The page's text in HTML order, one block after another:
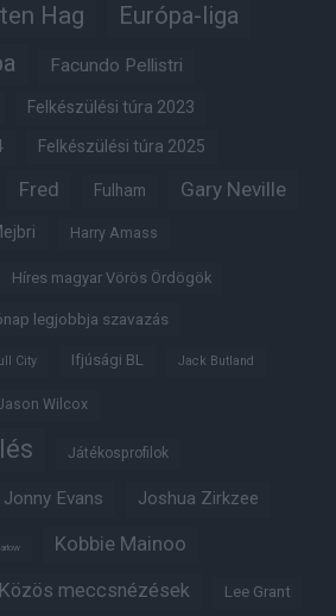
Hag Európa-liga
Facundo Pellistri
Felkészülési túra 2023
Felkészülési túra 2025
Fred Fulham Gary Neville
Harry Amass
Híres magyar Vörös Ördögök
legjobbja szavazás
City Ifjúsági BL Jack Butland
Wilcox
Játékosprofilok
Jonny Evans Joshua Zirkzee
Kobbie Mainoo
Közös meccsnézések Lee Grant